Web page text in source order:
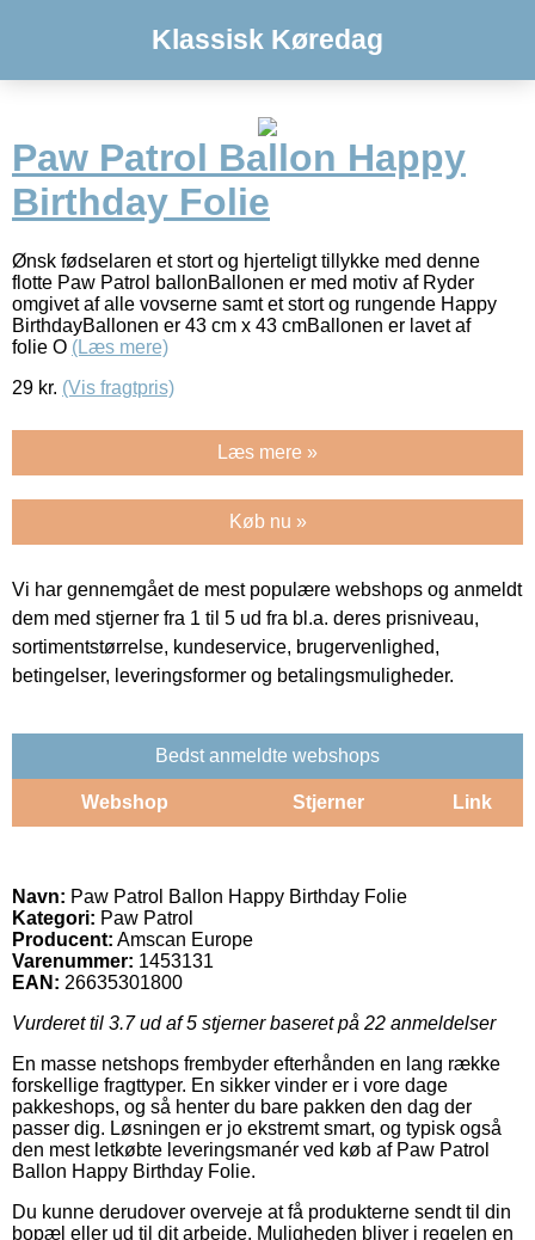
Klassisk Køredag
Paw Patrol Ballon Happy
Birthday Folie
Ønsk fødselaren et stort og hjerteligt tillykke med denne
flotte Paw Patrol ballonBallonen er med motiv af Ryder
omgivet af alle vovserne samt et stort og rungende Happy
BirthdayBallonen er 43 cm x 43 cmBallonen er lavet af
folie O (Læs mere)
29 kr. (Vis fragtpris)
Læs mere »
Køb nu »
Vi har gennemgået de mest populære webshops og anmeldt
dem med stjerner fra 1 til 5 ud fra bl.a. deres prisniveau,
sortimentstørrelse, kundeservice, brugervenlighed,
betingelser, leveringsformer og betalingsmuligheder.
Bedst anmeldte webshops
Webshop Stjerner Link
Navn: Paw Patrol Ballon Happy Birthday Folie
Kategori: Paw Patrol
Producent: Amscan Europe
Varenummer: 1453131
EAN: 26635301800
Vurderet til 3.7ud af 5 stjerner baseret på 22 anmeldelser
En masse netshops frembyder efterhånden en lang række
forskellige fragttyper. En sikker vinder er i vore dage
pakkeshops, og så henter du bare pakken den dag der
passer dig. Løsningen er jo ekstremt smart, og typisk også
den mest letkøbte leveringsmanér ved køb af Paw Patrol
Ballon Happy Birthday Folie.
Du kunne derudover overveje at få produkterne sendt til din
bopæl eller ud til dit arbejde. Muligheden bliver i regelen en